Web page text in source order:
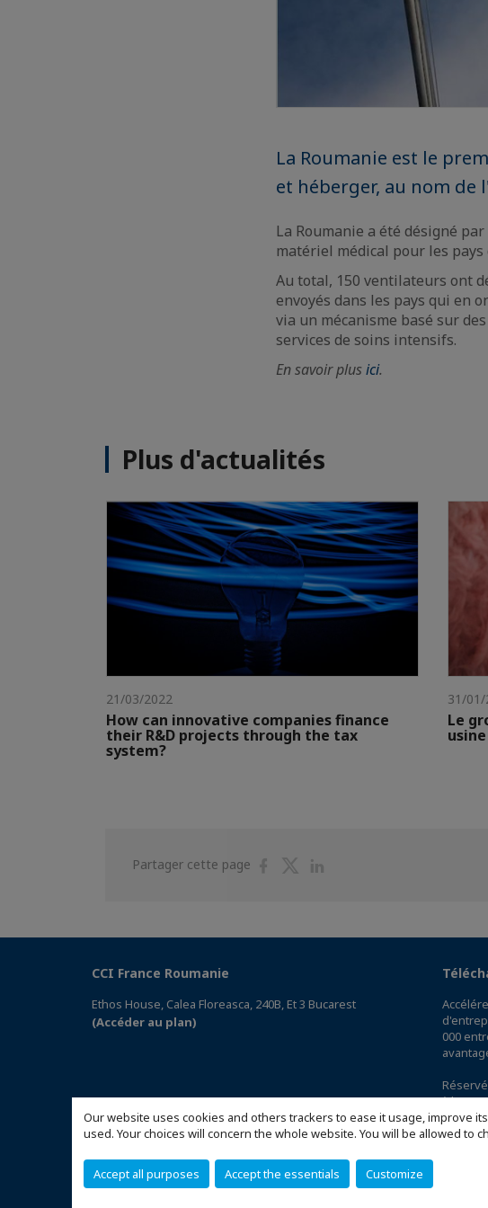
Our website uses cookies and others trackers to ease it usage, improve
used. Your choices will concern the whole website. You will be allowed
Accept all purposes Accept the essentials Customize
La Roumanie est le
et héberger, au nom
La Roumanie a été désigné
matériel médical pour les
Au total, 150 ventilateurs ont
envoyés dans les pays qui en
via un mécanisme basé sur
services de soins intensifs.
En savoir plus ici.
Plus d'actualités
21/03/2022
How can innovative companies finance
their R&D projects through the tax
system?
31/
Le
Partager cette page
PartagerPartager
CCI France Roumanie
Ethos House, Calea Floreasca, 240B, Et 3 Bucarest
(Accéder au plan)
000
à